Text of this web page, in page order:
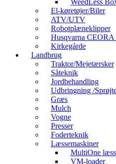
WeedLess
El-køretøjer/Biler
ATV/UTV
Robotplæneklipper
Husqvarna CEORA
Kirkegårde
Landbrug
Traktor/Mejetærsker
Såteknik
Jordbehandling
Udbringning /
Græs
Mulch
Vogne
Presser
Foderteknik
Læssemaskiner
MultiOne
VM-loader